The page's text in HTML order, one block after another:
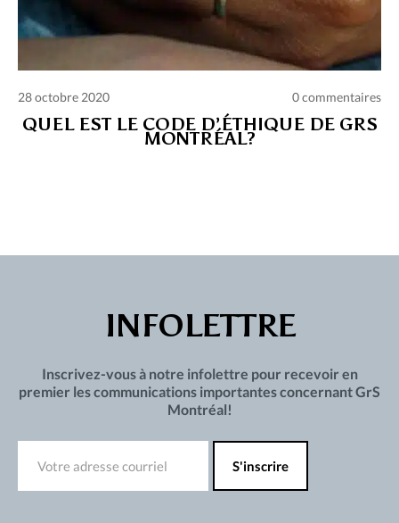
28 octobre 2020 0 commentaires
QUEL EST LE CODE D’ÉTHIQUE DE GRS
MONTRÉAL?
INFOLETTRE
Inscrivez-vous à notre infolettre pour recevoir en
premier les communications importantes concernant GrS
Montréal!